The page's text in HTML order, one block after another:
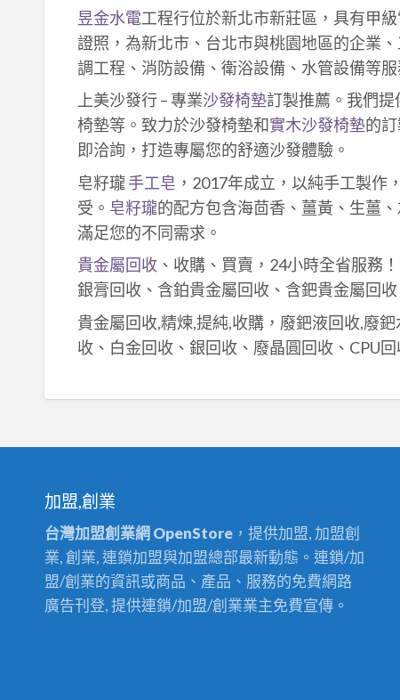
昱金水電工程行位於新北市新莊區，具有甲
證照，為新北市、台北市與桃園地區的企業
調工程、消防設備、衛浴設備、水管設備等服
上美沙發行 – 專業沙發椅墊訂製推薦。我們
椅墊等。致力於沙發椅墊和實木沙發椅墊的
即洽詢，打造專屬您的舒適沙發體驗。
皂籽瓏手工皂 ，2017年成立，以純手工製作
受。 皂籽瓏的配方包含海茴香、薑黃、生薑
滿足您的不同需求。
貴金屬回收、收購、買賣，24小時全省服務
銀膏回收、含鉑貴金屬回收、含鈀貴金屬回
貴金屬回收,精煉,提純,收購，廢鈀液回收,廢鈀
收、白金回收、銀回收、廢晶圓回收、CPU回
加盟,創業
台灣加盟創業網 OpenStore ，提供加盟, 加盟創
業, 創業, 連鎖加盟與加盟總部最新動態。連鎖/加
盟/創業的資訊或商品、產品、服務的免費網路
廣告刊登, 提供連鎖/加盟/創業業主免費宣傳。